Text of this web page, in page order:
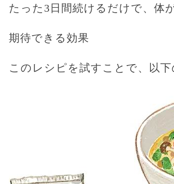
たった3日間続けるだけで、体
期待できる効果
このレシピを試すことで、以